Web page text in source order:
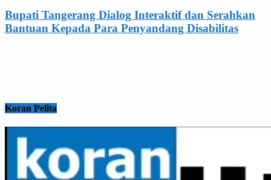
Bupati Tangerang Dialog Interaktif dan Serahkan
Bantuan Kepada Para Penyandang Disabilitas
Koran Pelita